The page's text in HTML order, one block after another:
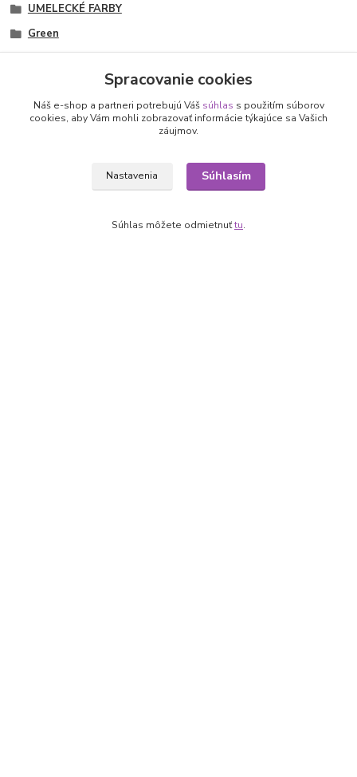
UMELECKÉ FARBY
Green
Nepremeškajte novinky, akcie a
zľavy!
Spracovanie cookies
Náš e-shop a partneri potrebujú Váš súhlas s použitím súborov
cookies, aby Vám mohli zobrazovať informácie týkajúce sa Vašich
záujmov.
Nastavenia Súhlasím
Súhlas môžete odmietnuťtu.